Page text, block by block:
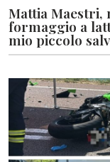
Mattia Maestri,
formaggio a
mio piccolo